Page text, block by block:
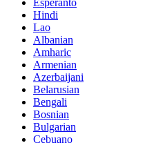
Hindi
Lao
Albanian
Amharic
Armenian
Azerbaijani
Belarusian
Bengali
Bosnian
Bulgarian
Cebuano